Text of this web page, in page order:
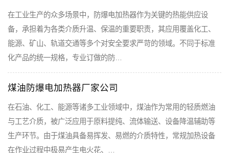
在工业生产的众多场景中，防爆电加热器作为关键的热能供应设
备，承担着为各类介质升温、保温的重要职责，其应用覆盖化工、
能源、矿山、轨道交通等多个对安全要求严苛的领域。不同于标准
化产品的统一规格，专业订做的防…
煤油防爆电加热器厂家公司
在石油、化工、能源等诸多工业领域中，煤油作为常用的轻质燃油
与工艺介质，被广泛应用于原料提纯、流体输送、设备降温辅助等
生产环节。由于煤油具备易挥发、易燃的介质特性，常规加热设备
在作业过程中极易产生电火花、…